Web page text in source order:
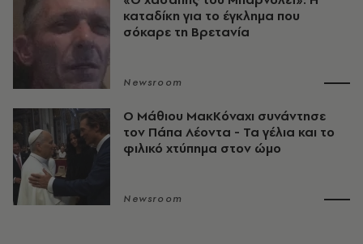
καταδίκη για το έγκλημα που
σόκαρε τη Βρετανία
Newsroom
Ο Μάθιου ΜακΚόναχι συνάντησε
τον Πάπα Λέοντα - Τα γέλια και το
φιλικό χτύπημα στον ώμο
Newsroom